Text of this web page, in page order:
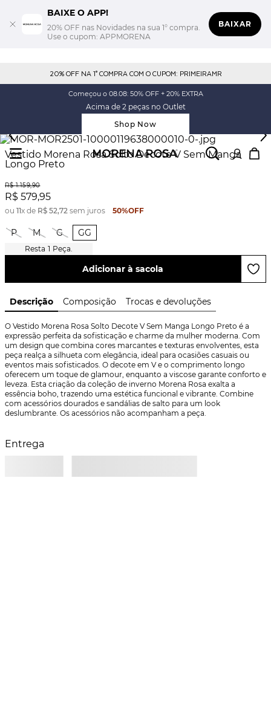
BAIXE O APP!
20% OFF nas Novidades na sua 1° compra.
Use o cupom: APPMORENA
BAIXAR
20% OFF NA 1° COMPRA COM O CUPOM: PRIMEIRAMR
Começou o 08.08: 50% OFF + 20% EXTRA
Acima de 2 peças no Outlet
Shop Now
Vestido Morena Rosa Solto Decote V Sem Manga
Longo Preto
R$ 1.159,90
R$ 579,95
ou 11x de R$ 52,72 sem juros 50%OFF
P M G GG
1 Peça.
Adicionar à sacola
Descrição Composição Trocas e devoluções
O Vestido Morena Rosa Solto Decote V Sem Manga Longo Preto é a
expressão perfeita da sofisticação e charme da mulher moderna. Com
um design que combina cores marcantes e texturas envolventes, esta
peça realça a silhueta com elegância, ideal para ocasiões casuais ou
eventos mais sofisticados. O decote em V e o comprimento longo
oferecem um toque de glamour, enquanto a viscose garante conforto e
leveza. Esta criação da coleção de inverno Morena Rosa exalta a
essência boho, trazendo uma estética funcional e vibrante. Combine
com acessórios dourados e sandálias de salto para um look
deslumbrante. Os acessórios não acompanham a peça.
Entrega